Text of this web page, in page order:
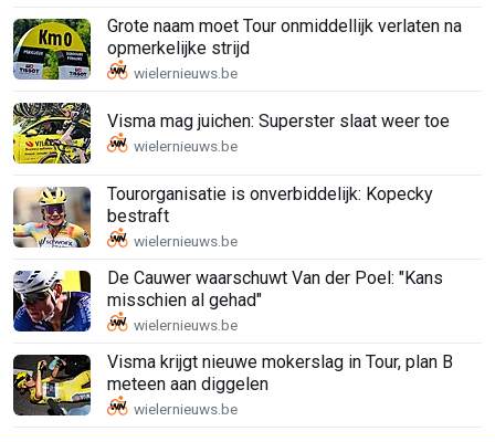
Grote naam moet Tour onmiddellijk verlaten na
opmerkelijke strijd
Visma mag juichen: Superster slaat weer toe
Tourorganisatie is onverbiddelijk: Kopecky
bestraft
De Cauwer waarschuwt Van der Poel: "Kans
misschien al gehad"
Visma krijgt nieuwe mokerslag in Tour, plan B
meteen aan diggelen